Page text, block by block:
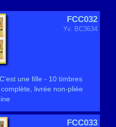
FCC032
Yv. BC3634
une fille - 10 timbres
livrée non-pliée
FCC033